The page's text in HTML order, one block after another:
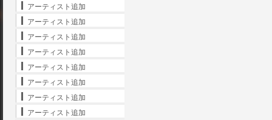
アーティスト追加
アーティスト追加
アーティスト追加
アーティスト追加
アーティスト追加
アーティスト追加
アーティスト追加
アーティスト追加